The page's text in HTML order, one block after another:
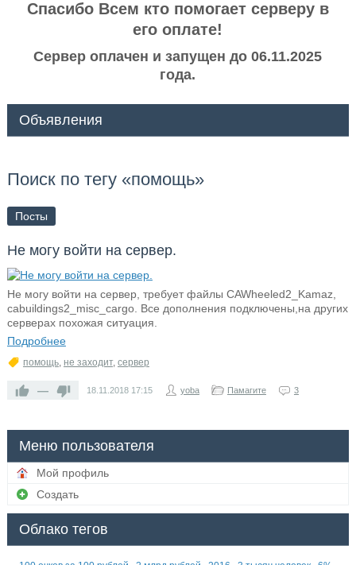
Спасибо Всем кто помогает серверу в
его оплате!
Сервер оплачен и запущен до 06.11.2025
года.
Объявления
Поиск по тегу «помощь»
Посты
Не могу войти на сервер.
Не могу войти на сервер, требует файлы CAWheeled2_Kamaz,
cabuildings2_misc_cargo. Все дополнения подключены,на других
серверах похожая ситуация.
Подробнее
помощь, не заходит, сервер
— 18.11.2018 17:15 yoba Памагите 3
Меню пользователя
Мой профиль
Создать
Облако тегов